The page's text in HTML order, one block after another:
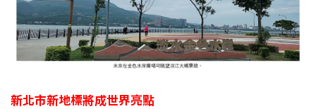
新北市新地標將成世界亮點